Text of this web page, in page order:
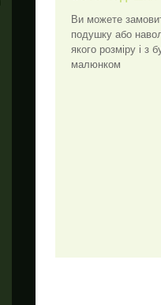
Ви можете
подушку або
якого розміру і з
малюнком